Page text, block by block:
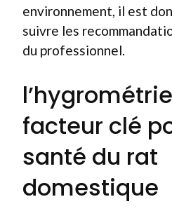
environnement, il est
suivre les
du professionnel.
facteur clé
santé du rat
domestique